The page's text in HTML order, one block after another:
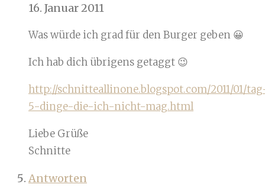
16. Januar 2011
Was würde ich grad für den Burger geben 😀
Ich hab dich übrigens getaggt 😉
http://schnitteallinone.blogspot.com/2011/01/
5-dinge-die-ich-nicht-mag.html
Liebe Grüße
Schnitte
Antworten